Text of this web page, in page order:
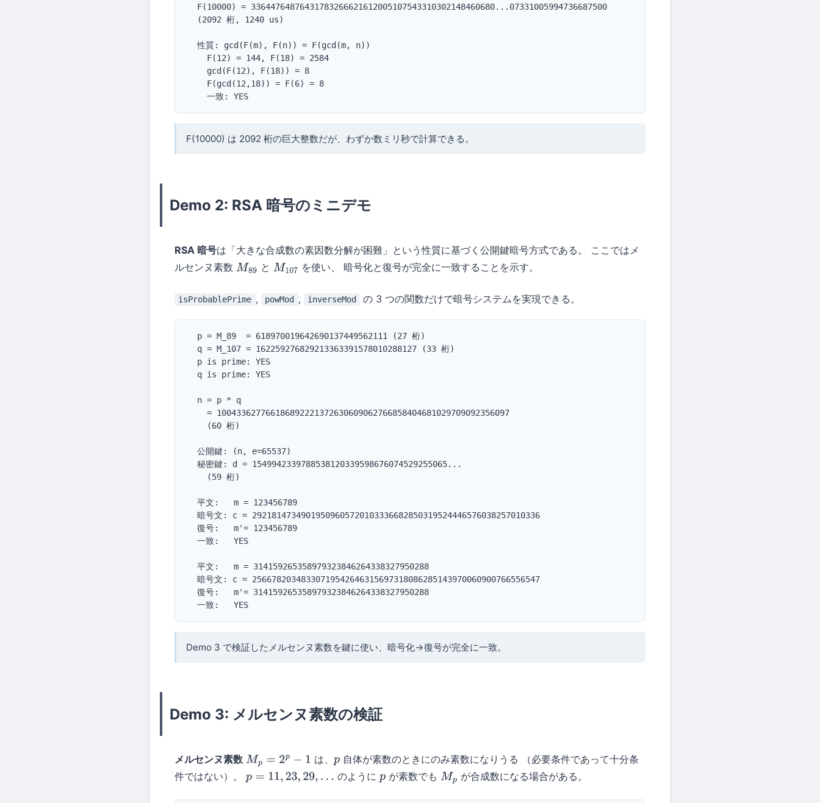
  F(10000) = 33644764876431783266621612005107543310302148460680...07331005994736687500
  (2092 桁, 1240 us)
  性質: gcd(F(m), F(n)) = F(gcd(m, n))
    F(12) = 144, F(18) = 2584
    gcd(F(12), F(18)) = 8
    F(gcd(12,18)) = F(6) = 8
    一致: YES
F(10000) は 2092 桁の巨大整数だが、わずか数ミリ秒で計算できる。
Demo 2: RSA 暗号のミニデモ
RSA 暗号は「大きな合成数の素因数分解が困難」という性質に基づく公開鍵暗号方式である。 ここではメ
ルセンヌ素数 M89 と M107 を使い、 暗号化と復号が完全に一致することを示す。
isProbablePrime , powMod , inverseMod の 3 つの関数だけで暗号システムを実現できる。
  p = M_89  = 618970019642690137449562111 (27 桁)
  q = M_107 = 162259276829213363391578010288127 (33 桁)
  p is prime: YES
  q is prime: YES
  n = p * q
    = 100433627766186892221372630609062766858404681029709092356097
    (60 桁)
  公開鍵: (n, e=65537)
  秘密鍵: d = 1549942339788538120339598676074529255065...
    (59 桁)
  平文:   m = 123456789
  暗号文: c = 29218147349019509605720103336682850319524446576038257010336
  復号:   m'= 123456789
  一致:   YES
  平文:   m = 314159265358979323846264338327950288
  暗号文: c = 25667820348330719542646315697318086285143970060900766556547
  復号:   m'= 314159265358979323846264338327950288
  一致:   YES
Demo 3 で検証したメルセンヌ素数を鍵に使い、暗号化→復号が完全に一致。
Demo 3: メルセンヌ素数の検証
メルセンヌ素数 Mp=2p −1 は、 p自体が素数のときにのみ素数になりうる （必要条件であって十分条
件ではない）。 p =11 23, 29,… のように pが素数でも Mp が合成数になる場合がある。